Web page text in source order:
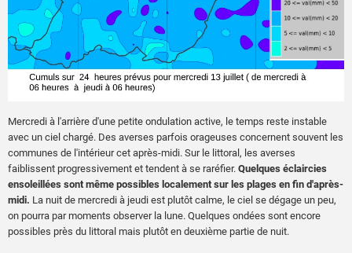
Mercredi à l'arrière d'une petite ondulation active, le temps reste instable
avec un ciel chargé. Des averses parfois orageuses concernent souvent les
communes de l'intérieur cet après-midi. Sur le littoral, les averses
faiblissent progressivement et tendent à se raréfier. Quelques éclaircies
ensoleillées sont même possibles localement sur les plages en fin d'après-
midi. La nuit de mercredi à jeudi est plutôt calme, le ciel se dégage un peu,
on pourra par moments observer la lune. Quelques ondées sont encore
possibles près du littoral mais plutôt en deuxième partie de nuit.